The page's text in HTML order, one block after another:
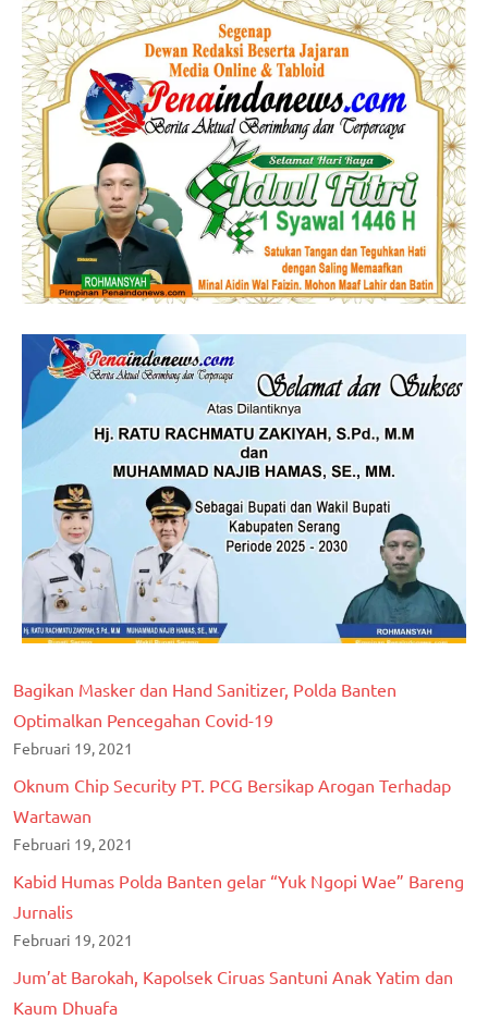
Bagikan Masker dan Hand Sanitizer, Polda Banten
Optimalkan Pencegahan Covid-19
Februari 19, 2021
Oknum Chip Security PT. PCG Bersikap Arogan Terhadap
Wartawan
Februari 19, 2021
Kabid Humas Polda Banten gelar “Yuk Ngopi Wae” Bareng
Jurnalis
Februari 19, 2021
Jum’at Barokah, Kapolsek Ciruas Santuni Anak Yatim dan
Kaum Dhuafa